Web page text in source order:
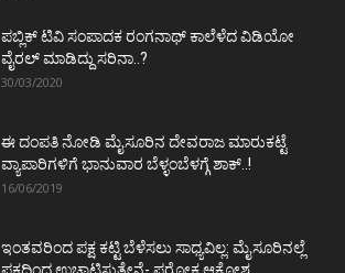
ಪಬ್ಲಿಕ್ ಟಿವಿ ಸಂಪಾದಕ ರಂಗನಾಥ್ ಕಾಲೆಳೆದ ವಿಡಿಯೋ
ವೈರಲ್ ಮಾಡಿದ್ದು ಸರಿನಾ..?
30/03/2020
ಈ ದಂಪತಿ ನೋಡಿ ಮೈಸೂರಿನ ದೇವರಾಜ ಮಾರುಕಟ್ಟೆ
ವ್ಯಾಪಾರಿಗಳಿಗೆ ಭಾನುವಾರ ಬೆಳ್ಳಂಬೆಳಗ್ಗೆ ಶಾಕ್..!
16/06/2019
ಇಂತವರಿಂದ ಪಕ್ಷ ಕಟ್ಟಿ ಬೆಳೆಸಲು ಸಾಧ್ಯವಿಲ್ಲ: ಮೈಸೂರಿನಲ್ಲೆ